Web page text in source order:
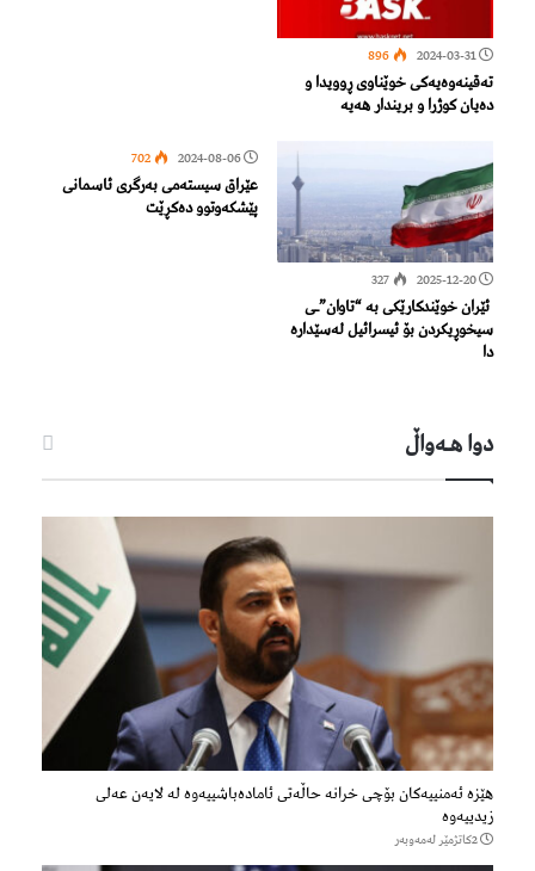
2024-03-31
896
تەقینەوەیەكی خوێناوی ڕوویدا و
دەیان كوژرا و بریندار هەیە
2025-12-20
327
ئێران خوێندکارێکی بە “تاوان”ـی
سیخوڕیکردن بۆ ئیسرائیل لەسێدارە
دا
2024-08-06
702
عێراق سیستەمی بەرگری ئاسمانی
پێشكەوتوو دەکڕێت
دوا هـه‌واڵ
هێزه‌ ئه‌منییه‌كان بۆچی خرانە حاڵه‌تی ئاماده‌باشییه‌وه‌ لە لایەن عەلی
زیدییەوە
2كاتژمێر لەمەوبەر